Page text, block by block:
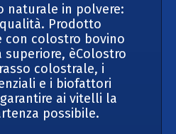
naturale in polvere:
Prodotto
con colostro bovino
èColostro
colostrale, i
e i biofattori
ai vitelli la
possibile.